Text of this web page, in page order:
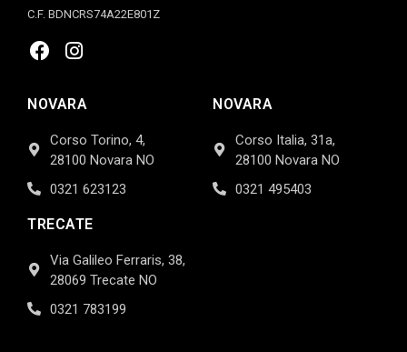
C.F. BDNCRS74A22E801Z
NOVARA
Corso Torino, 4,
28100 Novara NO
0321 623123
NOVARA
Corso Italia, 31a,
28100 Novara NO
0321 495403
TRECATE
Via Galileo Ferraris, 38,
28069 Trecate NO
0321 783199